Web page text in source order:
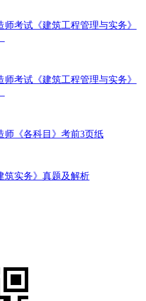
师考试《建筑工程管理与实务》
师考试《建筑工程管理与实务》
师《各科目》考前3页纸
筑实务》真题及解析